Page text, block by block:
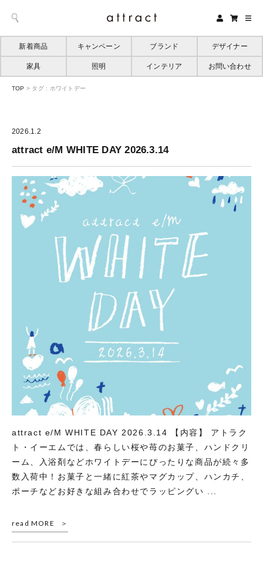
新着商品 キャンペーン ブランド デザイナー
家具 照明 インテリア お問い合わせ
TOP > タグ : ホワイトデー
2026.1.2
attract e/M WHITE DAY 2026.3.14
attract e/M WHITE DAY 2026.3.14 【内容】 アトラク
ト・イーエムでは、春らしい桜や苺のお菓子、ハンドクリ
ーム、入浴剤などホワイトデーにぴったりな商品が続々多
数入荷中！お菓子と一緒に紅茶やマグカップ、ハンカチ、
ポーチなどお好きな組み合わせでラッピングい ...
read MORE